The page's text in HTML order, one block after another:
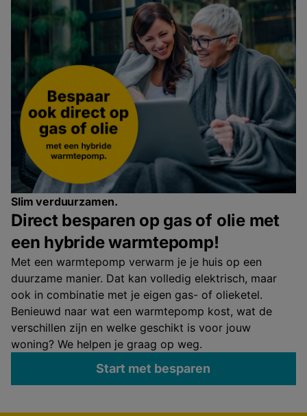
Slim verduurzamen.
Direct besparen op gas of olie met
een hybride warmtepomp!
Met een warmtepomp verwarm je je huis op een
duurzame manier. Dat kan volledig elektrisch, maar
ook in combinatie met je eigen gas- of olieketel.
Benieuwd naar wat een warmtepomp kost, wat de
verschillen zijn en welke geschikt is voor jouw
woning? We helpen je graag op weg.
Start met besparen